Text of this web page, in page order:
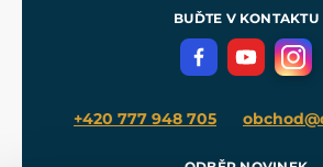
Meče pro Kingdom Come
BUĎTE V KONTAKTU
+420 777 948 705